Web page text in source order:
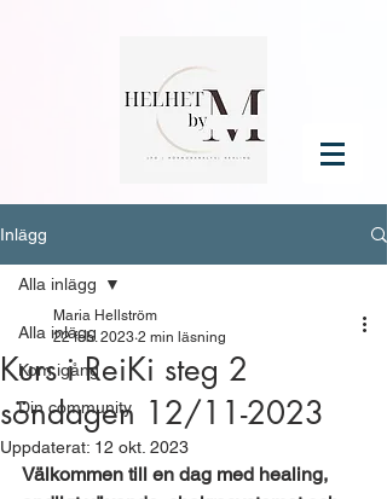
Inlägg
Alla inlägg
Kom igång
Din community
Alla inlägg
Kurs i ReiKi steg 2
söndagen 12/11-2023
Maria Hellström
22 feb. 2023 2 min läsning
Uppdaterat: 12 okt. 2023
Välkommen till en dag med healing,